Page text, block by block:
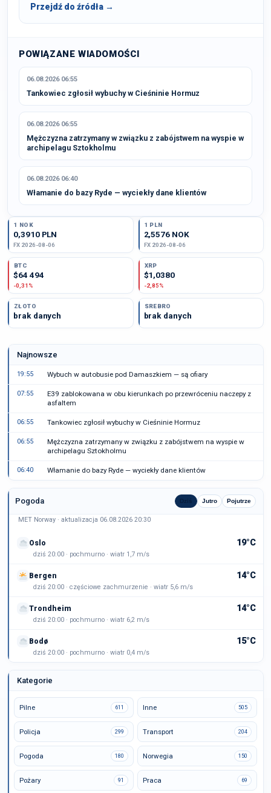
Przejdź do źródła →
POWIĄZANE WIADOMOŚCI
06.08.2026 06:55
Tankowiec zgłosił wybuchy w Cieśninie Hormuz
06.08.2026 06:55
Mężczyzna zatrzymany w związku z zabójstwem na wyspie w
archipelagu Sztokholmu
06.08.2026 06:40
Włamanie do bazy Ryde — wyciekły dane klientów
1 NOK
0,3910 PLN
FX 2026-08-06
1 PLN
2,5576 NOK
FX 2026-08-06
BTC
$64 494
-0,31%
XRP
$1,0380
-2,85%
ZŁOTO
brak danych
SREBRO
brak danych
Najnowsze
19:55 Wybuch w autobusie pod Damaszkiem — są ofiary
07:55
E39 zablokowana w obu kierunkach po przewróceniu naczepy z
asfaltem
06:55 Tankowiec zgłosił wybuchy w Cieśninie Hormuz
06:55
Mężczyzna zatrzymany w związku z zabójstwem na wyspie w
archipelagu Sztokholmu
06:40 Włamanie do bazy Ryde — wyciekły dane klientów
Pogoda Dziś Jutro Pojutrze
MET Norway · aktualizacja 06.08.2026 20:30
Oslo 19°C
dziś 20:00 · pochmurno · wiatr 1,7 m/s
Bergen 14°C
dziś 20:00 · częściowe zachmurzenie · wiatr 5,6 m/s
Trondheim 14°C
dziś 20:00 · pochmurno · wiatr 6,2 m/s
Bodø 15°C
dziś 20:00 · pochmurno · wiatr 0,4 m/s
Kategorie
Pilne 611 Inne 505
Policja 299 Transport 204
Pogoda 180 Norwegia 150
Pożary 91 Praca 69